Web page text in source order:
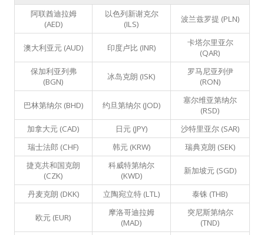
阿联酋迪拉姆
(AED)
以色列新谢克尔
(ILS)
波兰兹罗提 (PLN)
澳大利亚元 (AUD) 印度卢比 (INR)
卡塔尔里亚尔
(QAR)
保加利亚列弗
(BGN)
冰岛克朗 (ISK)
罗马尼亚列伊
(RON)
巴林第纳尔 (BHD) 约旦第纳尔 (JOD)
塞尔维亚第纳尔
(RSD)
加拿大元 (CAD)
日元 (JPY)
沙特里亚尔 (SAR)
瑞士法郎 (CHF)
韩元 (KRW)
瑞典克朗 (SEK)
捷克共和国克朗
(CZK)
科威特第纳尔
(KWD)
新加坡元 (SGD)
丹麦克朗 (DKK) 立陶宛立特 (LTL) 泰铢 (THB)
欧元 (EUR)
摩洛哥迪拉姆
(MAD)
突尼斯第纳尔
(TND)